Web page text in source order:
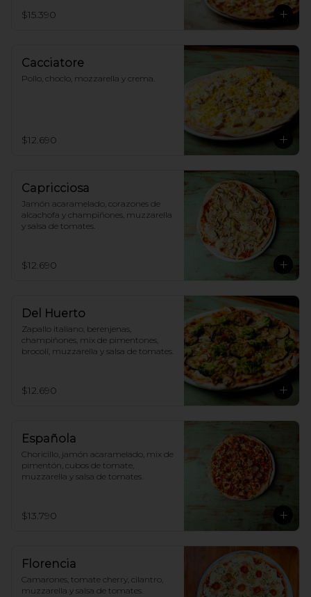
$15.390
Cacciatore
Pollo, choclo, mozzarella y crema.
$12.690
Capricciosa
Jamón acaramelado, corazones de
alcachofa y champiñones, muzzarella
y salsa de tomates.
$12.690
Del Huerto
Zapallo italiano, berenjenas,
champiñones, mix de pimentones,
brocolí, muzzarella y salsa de tomates.
$12.690
Española
Choricillo, jamón acaramelado, mix de
pimentón, cubos de tomate,
muzzarella y salsa de tomates.
$13.790
Florencia
Camarones, tomate cherry, cilantro,
muzzarella y salsa de tomates.